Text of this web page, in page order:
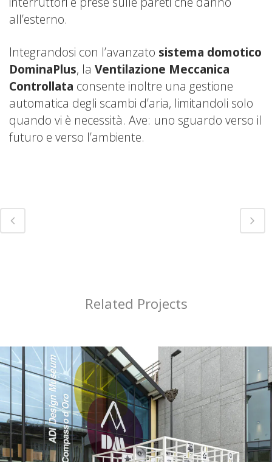
all’esterno.
Integrandosi con l’avanzato sistema domotico
DominaPlus, la Ventilazione Meccanica
Controllata consente inoltre una gestione
automatica degli scambi d’aria, limitandoli solo
quando vi è necessità. Ave: uno sguardo verso il
futuro e verso l’ambiente.
Related Projects